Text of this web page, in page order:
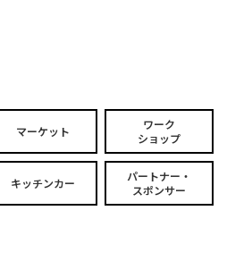
マーケット
ワーク
ショップ
キッチンカー
パートナー・
スポンサー